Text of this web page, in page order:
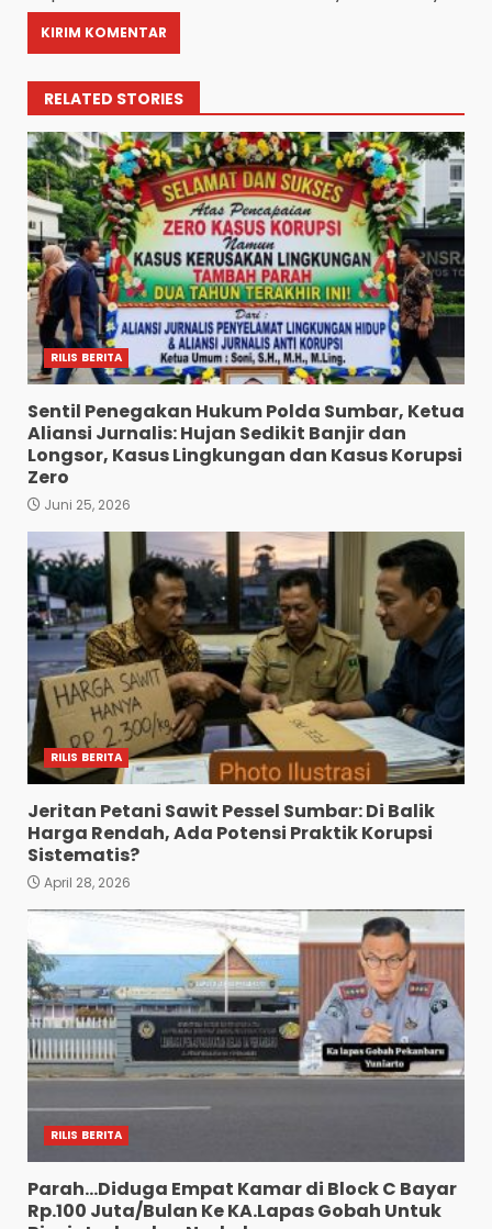
RELATED STORIES
RILIS BERITA
Sentil Penegakan Hukum Polda Sumbar, Ketua
Aliansi Jurnalis: Hujan Sedikit Banjir dan
Longsor, Kasus Lingkungan dan Kasus Korupsi
Zero
Juni 25, 2026
RILIS BERITA
Jeritan Petani Sawit Pessel Sumbar: Di Balik
Harga Rendah, Ada Potensi Praktik Korupsi
Sistematis?
April 28, 2026
RILIS BERITA
Parah…Diduga Empat Kamar di Block C Bayar
Rp.100 Juta/Bulan Ke KA.Lapas Gobah Untuk